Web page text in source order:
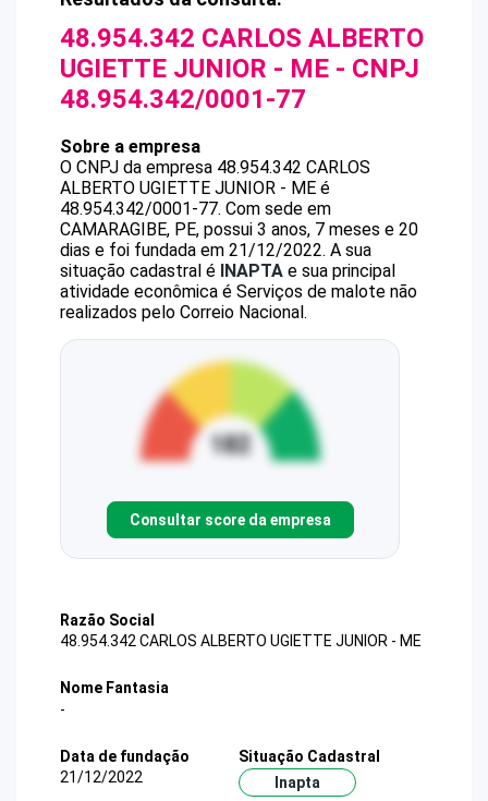
48.954.342 CARLOS ALBERTO
UGIETTE JUNIOR - ME - CNPJ
48.954.342/0001-77
Sobre a empresa
O CNPJ da empresa 48.954.342 CARLOS
ALBERTO UGIETTE JUNIOR - ME é
48.954.342/0001-77. Com sede em
CAMARAGIBE, PE, possui 3 anos, 7 meses e 20
dias e foi fundada em 21/12/2022. A sua
situação cadastral é INAPTA e sua principal
atividade econômica é Serviços de malote não
realizados pelo Correio Nacional.
Consultar score da empresa
Razão Social
48.954.342 CARLOS ALBERTO UGIETTE JUNIOR - ME
Nome Fantasia
-
Data de fundação
21/12/2022
Situação Cadastral
Inapta